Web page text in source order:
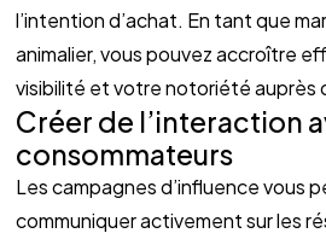
l’intention d’achat. En tant que
animalier, vous pouvez accroître
visibilité et votre notoriété auprès
Créer de l’interaction
consommateurs
Les campagnes d’influence vous
communiquer activement sur les